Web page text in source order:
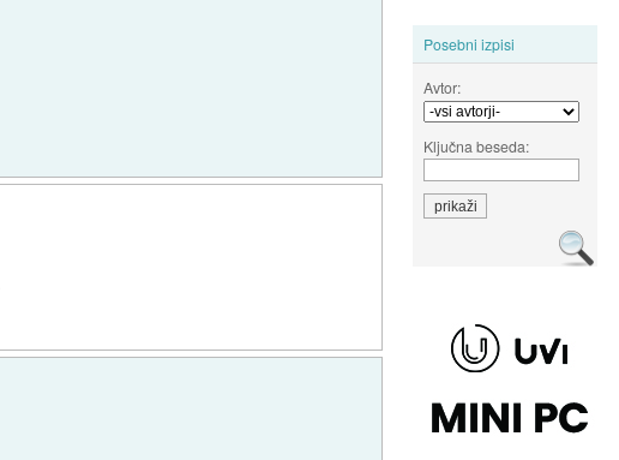
Posebni izpisi
Avtor:
Ključna beseda: